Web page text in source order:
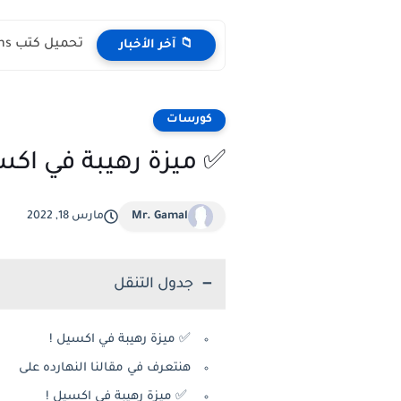
📁 آخر الأخبار تحميل كتب English Idioms مجانا |من كامبريدج English Phrasal Verbs...
كورسات
✅ ميزة رهيبة في
Mr. Gamal مارس 18, 2022
جدول التنقل
✅ ميزة رهيبة في اكسيل !
هنتعرف في مقالنا النهارده على
✅ ميزة رهيبة في اكسيل !